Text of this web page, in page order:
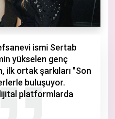
ismi Sertab
yükselen genç
ilk ortak şarkıları "Son
buluşuyor.
platformlarda